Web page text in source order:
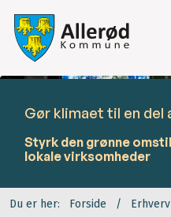
Gør klimaet til en
Styrk den grønne
lokale virksomheder
Du er her: Forside Erhverv